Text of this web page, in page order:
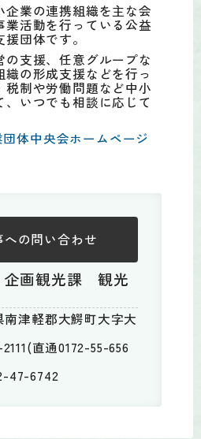
業の連携組織を主な会
業活動を行っている公益
団体です。
の支援、任意グループな
織の形成支援などを行っ
税制や労働問題など中小
いつでも相談に応じて
体中央会ホームページ
への問い合わせ
画観光課 観光
南津軽郡大鰐町大字大
直通0172-55-656
47-6742